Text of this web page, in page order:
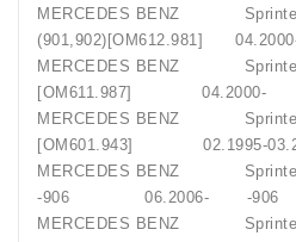
MERCEDES BENZ
(901,902)[OM612.981]
MERCEDES BENZ
[OM611.987] 04.2000-
MERCEDES BENZ
[OM601.943]
MERCEDES BENZ
-906 06.2006- -906
MERCEDES BENZ